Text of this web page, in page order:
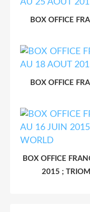
BOX OFFICE
BOX OFFICE
BOX OFFICE
2015 ;